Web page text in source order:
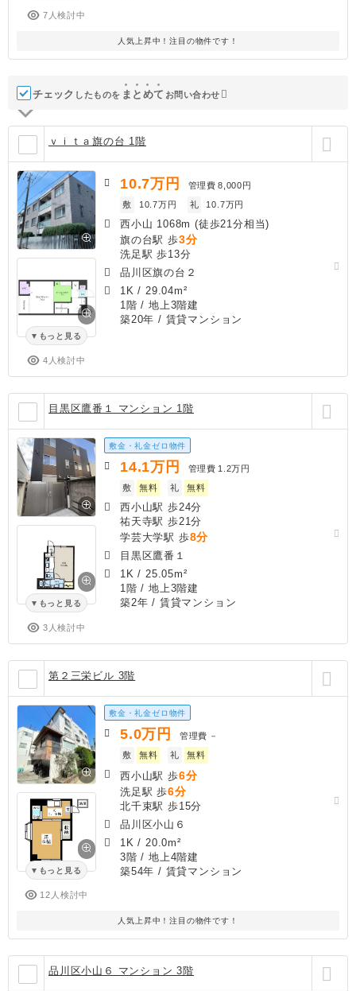
7人検討中
人気上昇中！注目の物件です！
チェック したものを ま と めて お問い合わせ
ｖｉｔａ旗の台 1階
もっと見る
4人検討中
10.7万円 管理費 8,000円
敷
10.7万円 礼 10.7万円
西小山 1068m (徒歩21分相当)
旗の台駅 歩3分
洗足駅 歩13分
品川区旗の台２
1K / 29.04m²
1階 / 地上3階建
築20年 / 賃貸マンション
目黒区鷹番１ マンション 1階
もっと見る
3人検討中
敷金・礼金ゼロ物件
14.1万円 管理費 1.2万円
敷
無料 礼 無料
西小山駅 歩24分
祐天寺駅 歩21分
学芸大学駅 歩8分
目黒区鷹番１
1K / 25.05m²
1階 / 地上3階建
築2年 / 賃貸マンション
第２三栄ビル 3階
もっと見る
12人検討中
敷金・礼金ゼロ物件
5.0万円 管理費 －
敷
無料 礼 無料
西小山駅 歩6分
洗足駅 歩6分
北千束駅 歩15分
品川区小山６
1K / 20.0m²
3階 / 地上4階建
築54年 / 賃貸マンション
人気上昇中！注目の物件です！
品川区小山６ マンション 3階